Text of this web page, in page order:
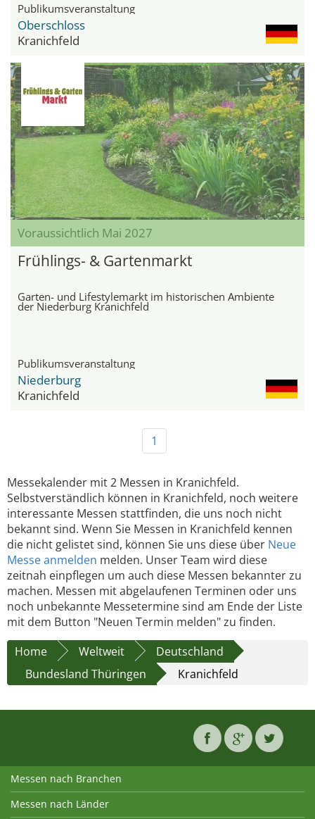
Publikumsveranstaltung
Oberschloss
Kranichfeld
Voraussichtlich Mai 2027
Frühlings- & Gartenmarkt
Garten- und Lifestylemarkt im historischen Ambiente
der Niederburg Kranichfeld
Publikumsveranstaltung
Niederburg
Kranichfeld
1
Messekalender mit 2 Messen in Kranichfeld.
Selbstverständlich können in Kranichfeld, noch weitere
interessante Messen stattfinden, die uns noch nicht
bekannt sind. Wenn Sie Messen in Kranichfeld kennen
die nicht gelistet sind, können Sie uns diese über Neue
Messe anmelden melden. Unser Team wird diese
zeitnah einpflegen um auch diese Messen bekannter zu
machen. Messen mit abgelaufenen Terminen oder uns
noch unbekannte Messetermine sind am Ende der Liste
mit dem Button "Neuen Termin melden" zu finden.
Home
Weltweit
Deutschland
Bundesland Thüringen
Kranichfeld
Messen nach Branchen
Messen nach Länder